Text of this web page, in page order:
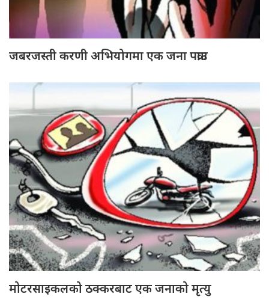
जबरजस्ती करणी अभियोगमा एक जना पक्राउ
मोटरसाइकलको ठक्करबाट एक जनाको मृत्यु